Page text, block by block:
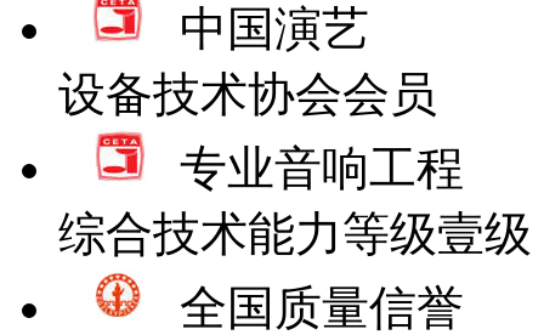
中国演艺
设备技术协会会员
专业音响工程
综合技术能力等级壹级
全国质量信誉